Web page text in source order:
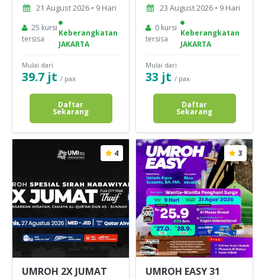
21 August 2026 • 9 Hari
25 kursi
tersisa
Keberangkatan
JAKARTA
Mulai dari
39.7 jt / pax
Daftar
Sekarang
23 August 2026 • 9 Hari
0 kursi
tersisa
Keberangkatan
JAKARTA
Mulai dari
33 jt / pax
Daftar
Sekarang
4
UMROH 2X JUMAT
3
UMROH EASY 31